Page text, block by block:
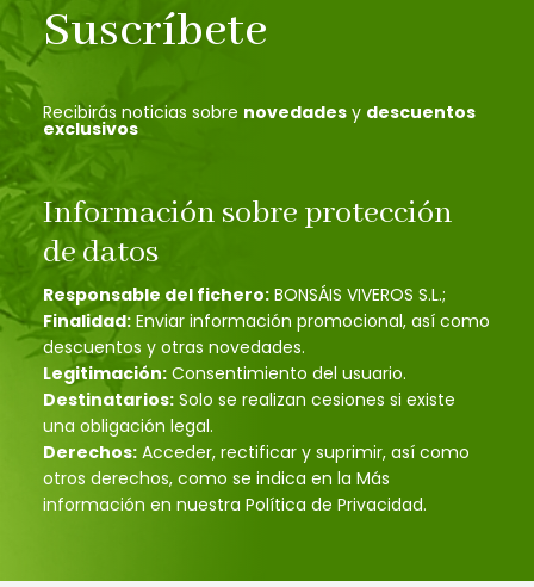
Suscríbete
Recibirás noticias sobre novedades y descuentos
exclusivos
Información sobre protección
de datos
Responsable del fichero: BONSÁIS VIVEROS S.L.;
Finalidad: Enviar información promocional, así como
descuentos y otras novedades.
Legitimación: Consentimiento del usuario.
Destinatarios: Solo se realizan cesiones si existe
una obligación legal.
Derechos: Acceder, rectificar y suprimir, así como
otros derechos, como se indica en la Más
información en nuestra Política de Privacidad.